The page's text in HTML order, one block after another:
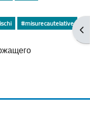
#misurecautelative